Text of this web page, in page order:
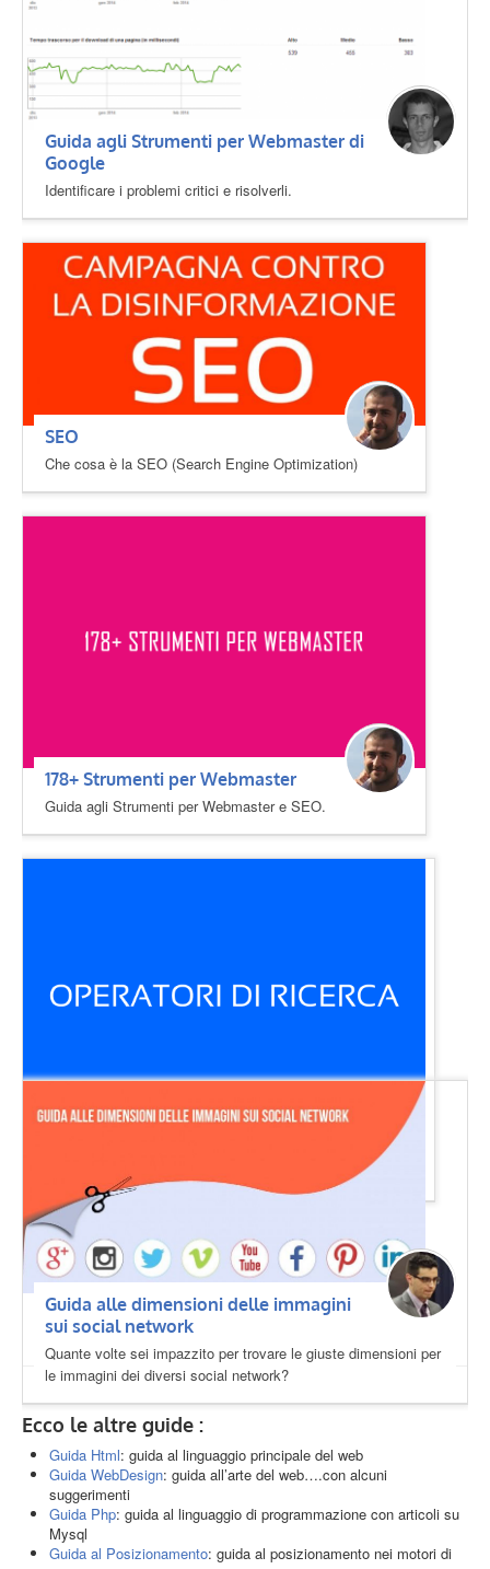
Guida agli Strumenti per Webmaster di
Google
Identificare i problemi critici e risolverli.
SEO
Che cosa è la SEO (Search Engine Optimization)
178+ Strumenti per Webmaster
Guida agli Strumenti per Webmaster e SEO.
Usa la ricerca in modo più efficace.
Guida alle dimensioni delle immagini
sui social network
Quante volte sei impazzito per trovare le giuste dimensioni per
le immagini dei diversi social network?
Ecco le altre guide :
Guida Html: guida al linguaggio principale del web
Guida WebDesign: guida all’arte del web….con alcuni
suggerimenti
Guida Php: guida al linguaggio di programmazione con articoli su
Mysql
Guida al Posizionamento: guida al posizionamento nei motori di